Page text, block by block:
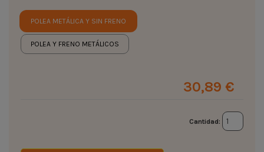
POLEA METÁLICA Y SIN FRENO
POLEA Y FRENO METÁLICOS
30,89 €
Cantidad: